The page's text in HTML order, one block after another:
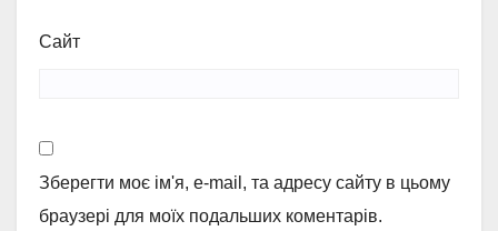
Сайт
Зберегти моє ім'я, e-mail, та адресу сайту в цьому
браузері для моїх подальших коментарів.